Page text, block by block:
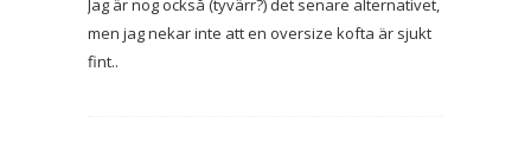
Jag är nog också (tyvärr?) det senare alternativet,
men jag nekar inte att en oversize kofta är sjukt
fint..